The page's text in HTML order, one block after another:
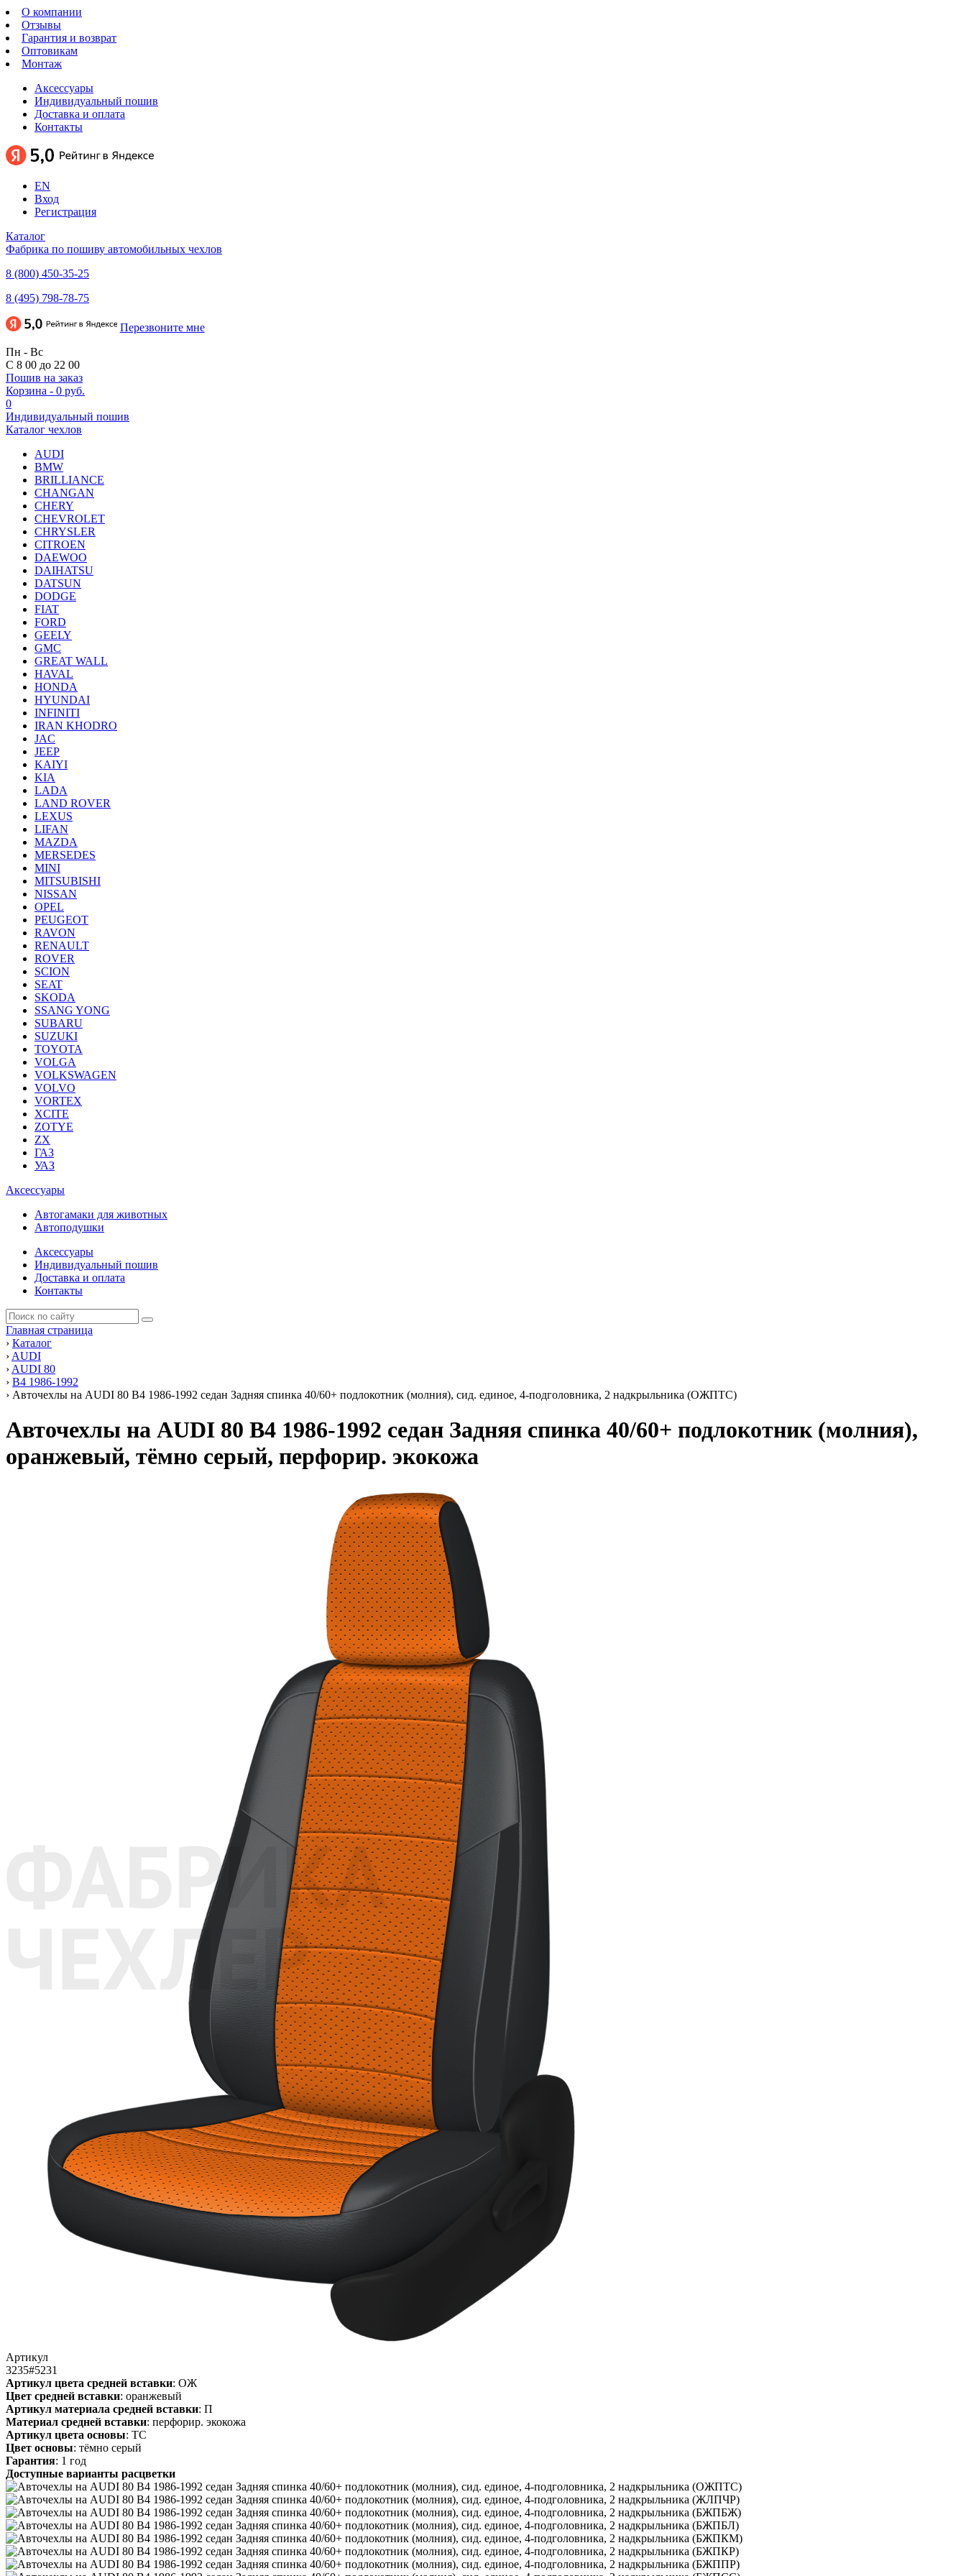
О компании
Отзывы
Гарантия и возврат
Оптовикам
Монтаж
Аксессуары
Индивидуальный пошив
Доставка и оплата
Контакты
EN
Вход
Регистрация
Каталог
Фабрика по пошиву автомобильных чехлов
8 (800) 450-35-25
8 (495) 798-78-75
Перезвоните мне
Пн - Вс
С 8 00 до 22 00
Пошив на заказ
Корзина - 0 руб.
0
Индивидуальный пошив
Каталог чехлов
AUDI
BMW
BRILLIANCE
CHANGAN
CHERY
CHEVROLET
CHRYSLER
CITROEN
DAEWOO
DAIHATSU
DATSUN
DODGE
FIAT
FORD
GEELY
GMC
GREAT WALL
HAVAL
HONDA
HYUNDAI
INFINITI
IRAN KHODRO
JAC
JEEP
KAIYI
KIA
LADA
LAND ROVER
LEXUS
LIFAN
MAZDA
MERSEDES
MINI
MITSUBISHI
NISSAN
OPEL
PEUGEOT
RAVON
RENAULT
ROVER
SCION
SEAT
SKODA
SSANG YONG
SUBARU
SUZUKI
TOYOTA
VOLGA
VOLKSWAGEN
VOLVO
VORTEX
XCITE
ZOTYE
ZX
ГАЗ
УАЗ
Аксессуары
Автогамаки для животных
Автоподушки
Аксессуары
Индивидуальный пошив
Доставка и оплата
Контакты
Главная страница
› Каталог
› AUDI
› AUDI 80
› В4 1986-1992
› Авточехлы на AUDI 80 В4 1986-1992 седан Задняя спинка 40/60+ подлокотник (молния), сид. единое, 4-подголовника, 2 надкрыльника (ОЖПТС)
Авточехлы на AUDI 80 В4 1986-1992 седан Задняя спинка 40/60+ подлокотник (молния),
оранжевый, тёмно серый, перфорир. экокожа
Артикул
3235#5231
Артикул цвета средней вставки: ОЖ
Цвет средней вставки: оранжевый
Артикул материала средней вставки: П
Материал средней вставки: перфорир. экокожа
Артикул цвета основы: ТС
Цвет основы: тёмно серый
Гарантия: 1 год
Доступные варианты расцветки